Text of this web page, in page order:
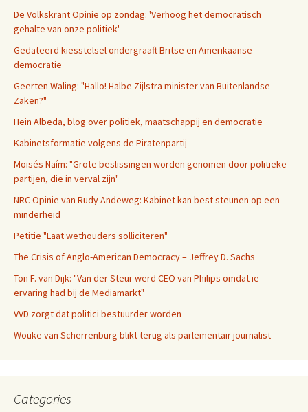
De Volkskrant Opinie op zondag: 'Verhoog het democratisch
gehalte van onze politiek'
Gedateerd kiesstelsel ondergraaft Britse en Amerikaanse
democratie
Geerten Waling: "Hallo! Halbe Zijlstra minister van Buitenlandse
Zaken?"
Hein Albeda, blog over politiek, maatschappij en democratie
Kabinetsformatie volgens de Piratenpartij
Moisés Naím: "Grote beslissingen worden genomen door politieke
partijen, die in verval zijn"
NRC Opinie van Rudy Andeweg: Kabinet kan best steunen op een
minderheid
Petitie "Laat wethouders solliciteren"
The Crisis of Anglo-American Democracy – Jeffrey D. Sachs
Ton F. van Dijk: "Van der Steur werd CEO van Philips omdat ie
ervaring had bij de Mediamarkt"
VVD zorgt dat politici bestuurder worden
Wouke van Scherrenburg blikt terug als parlementair journalist
Categories